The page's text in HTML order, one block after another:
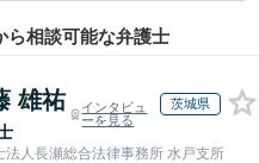
ら相談可能な弁護士
雄祐
インタビュ
ーを見る
茨城県
法人長瀬総合法律事務所 水戸支所